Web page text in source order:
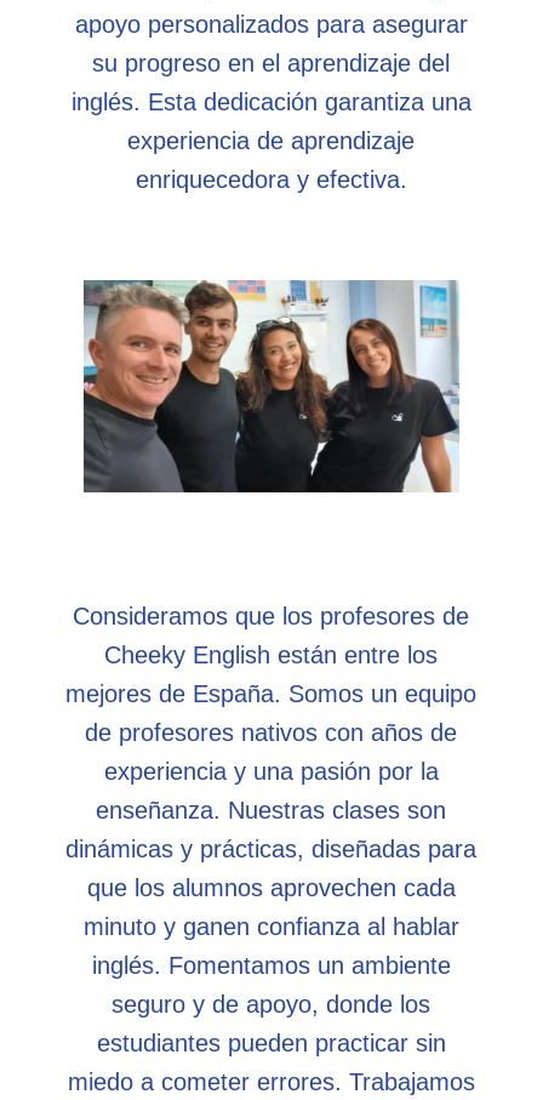
apoyo personalizados para asegurar
su progreso en el aprendizaje del
inglés. Esta dedicación garantiza una
experiencia de aprendizaje
enriquecedora y efectiva.
Consideramos que los profesores de
Cheeky English están entre los
mejores de España. Somos un equipo
de profesores nativos con años de
experiencia y una pasión por la
enseñanza. Nuestras clases son
dinámicas y prácticas, diseñadas para
que los alumnos aprovechen cada
minuto y ganen confianza al hablar
inglés. Fomentamos un ambiente
seguro y de apoyo, donde los
estudiantes pueden practicar sin
miedo a cometer errores. Trabajamos